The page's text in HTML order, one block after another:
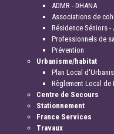
ADMR - DHANA
Associations de
Résidence Séniors -
Professionnels de
Prévention
Urbanisme/habitat
Plan Local
Règlement Local de
Centre de Secours
Stationnement
France Services
Travaux